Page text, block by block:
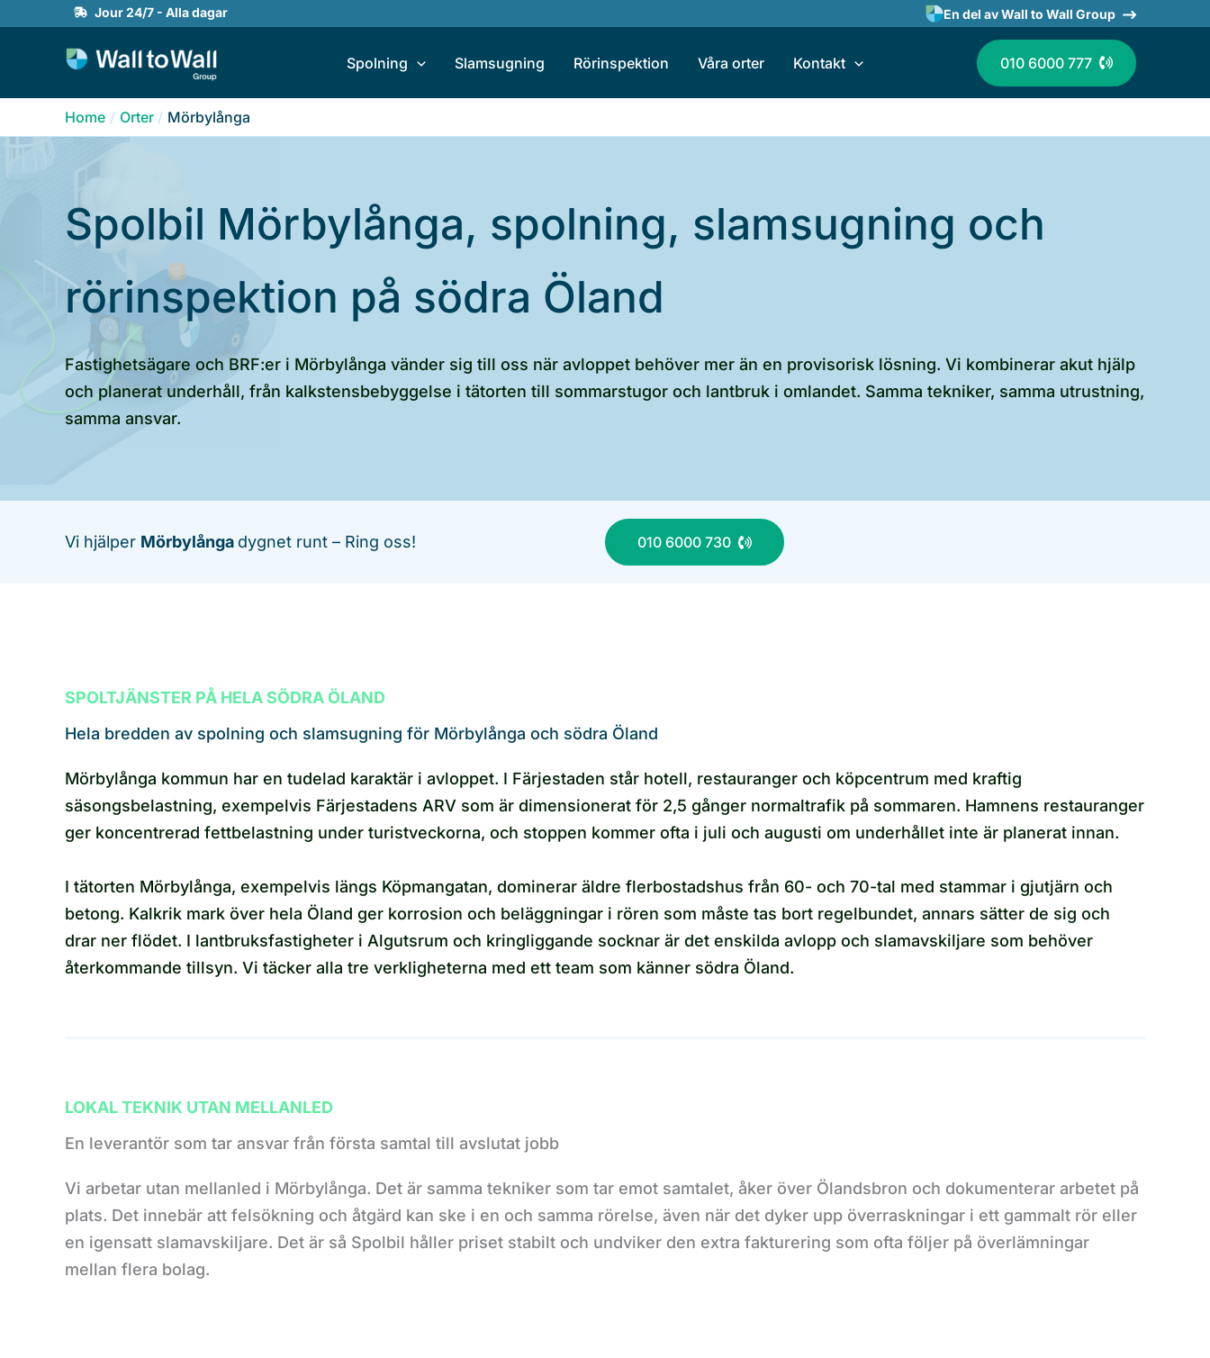
Jour 24/7 - Alla dagar En del av Wall to Wall Group
Spolning Slamsugning Rörinspektion Våra orter Kontakt 010 6000 777
Home Orter Mörbylånga
Spolbil Mörbylånga, spolning, slamsugning och
rörinspektion på södra Öland
Fastighetsägare och BRF:er i Mörbylånga vänder sig till oss när avloppet behöver mer än en provisorisk lösning. Vi kombinerar akut hjälp
och planerat underhåll, från kalkstensbebyggelse i tätorten till sommarstugor och lantbruk i omlandet. Samma tekniker, samma utrustning,
samma ansvar.
Vi hjälper Mörbylånga dygnet runt – Ring oss! 010 6000 730
SPOLTJÄNSTER PÅ HELA SÖDRA ÖLAND
Hela bredden av spolning och slamsugning för Mörbylånga och södra Öland
Mörbylånga kommun har en tudelad karaktär i avloppet. I Färjestaden står hotell, restauranger och köpcentrum med kraftig
säsongsbelastning, exempelvis Färjestadens ARV som är dimensionerat för 2,5 gånger normaltrafik på sommaren. Hamnens restauranger
ger koncentrerad fettbelastning under turistveckorna, och stoppen kommer ofta i juli och augusti om underhållet inte är planerat innan.
I tätorten Mörbylånga, exempelvis längs Köpmangatan, dominerar äldre flerbostadshus från 60- och 70-tal med stammar i gjutjärn och
betong. Kalkrik mark över hela Öland ger korrosion och beläggningar i rören som måste tas bort regelbundet, annars sätter de sig och
drar ner flödet. I lantbruksfastigheter i Algutsrum och kringliggande socknar är det enskilda avlopp och slamavskiljare som behöver
återkommande tillsyn. Vi täcker alla tre verkligheterna med ett team som känner södra Öland.
LOKAL TEKNIK UTAN MELLANLED
En leverantör som tar ansvar från första samtal till avslutat jobb
Vi arbetar utan mellanled i Mörbylånga. Det är samma tekniker som tar emot samtalet, åker över Ölandsbron och dokumenterar arbetet på
plats. Det innebär att felsökning och åtgärd kan ske i en och samma rörelse, även när det dyker upp överraskningar i ett gammalt rör eller
en igensatt slamavskiljare. Det är så Spolbil håller priset stabilt och undviker den extra fakturering som ofta följer på överlämningar
mellan flera bolag.